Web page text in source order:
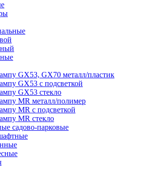
GX53, GX70 металл/пластик
GX53 с подсветкой
GX53 стекло
MR металл/полимер
MR с подсветкой
MR стекло
садово-парковые